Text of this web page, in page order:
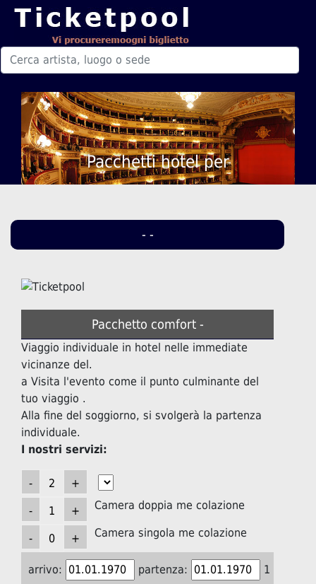
Pacchetti hotel per
- -
Pacchetto comfort -
Viaggio individuale in hotel nelle immediate
vicinanze del.
a Visita l'evento come il punto culminante del
tuo viaggio .
Alla fine del soggiorno, si svolgerà la partenza
individuale.
I nostri servizi:
Camera doppia me colazione
Camera singola me colazione
arrivo: partenza:
1